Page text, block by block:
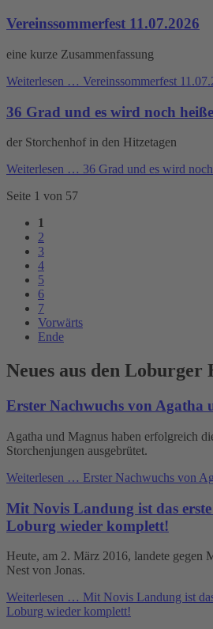
Vereinssommerfest 11.07.2026
eine kurze Zusammenfassung
Weiterlesen … Vereinssommerfest
36 Grad und es wird noch
der Storchenhof in den Hitzetagen
Weiterlesen … 36 Grad und es wird
Seite 1 von 57
1
2
3
4
5
6
7
Vorwärts
Ende
Neues aus den Loburger
Erster Nachwuchs von Agatha
Agatha und Magnus haben erfolgreich
Storchenjungen ausgebrütet.
Weiterlesen … Erster Nachwuchs von
Mit Novis Landung ist das
Loburg wieder komplett!
Heute, am 2. März 2016, landete gegen
Nest von Jonas.
Weiterlesen … Mit Novis Landung ist
Loburg wieder komplett!